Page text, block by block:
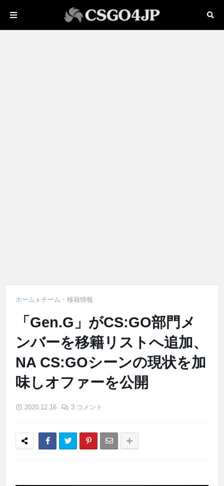
ホーム チーム・移籍情報
「Gen.G」がCS:GO部門メ
ンバーを移籍リストへ追加、
NA CS:GOシーンの現状を加
味しオファーを公開
2020.12.16 3 コメント